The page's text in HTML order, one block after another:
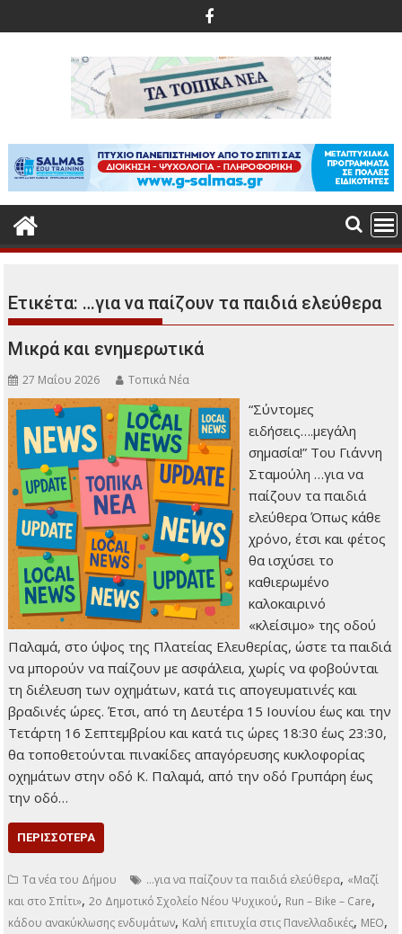
στο
περιεχόμενο
Ετικέτα: …για να παίζουν τα παιδιά ελεύθερα
Μικρά και ενημερωτικά
27 Μαΐου 2026 Τοπικά Νέα
“Σύντομες
ειδήσεις….μεγάλη
σημασία!” Του Γιάννη
Σταμούλη …για να
παίζουν τα παιδιά
ελεύθερα Όπως κάθε
χρόνο, έτσι και φέτος
θα ισχύσει το
καθιερωμένο
καλοκαιρινό
«κλείσιμο» της οδού
Παλαμά, στο ύψος της Πλατείας Ελευθερίας, ώστε τα παιδιά
να μπορούν να παίζουν με ασφάλεια, χωρίς να φοβούνται
τη διέλευση των οχημάτων, κατά τις απογευματινές και
βραδινές ώρες. Έτσι, από τη Δευτέρα 15 Ιουνίου έως και την
Τετάρτη 16 Σεπτεμβρίου και κατά τις ώρες 18:30 έως 23:30,
θα τοποθετούνται πινακίδες απαγόρευσης κυκλοφορίας
οχημάτων στην οδό Κ. Παλαμά, από την οδό Γρυπάρη έως
την οδό…
ΠΕΡΙΣΣΌΤΕΡΑ
Τα νέα του Δήμου …για να παίζουν τα παιδιά ελεύθερα, «Μαζί
και στο Σπίτι»,2ο Δημοτικό Σχολείο Νέου Ψυχικού, Run – Bike – Care,
κάδου ανακύκλωσης ενδυμάτων, Καλή επιτυχία στις Πανελλαδικές, ΜΕΟ,